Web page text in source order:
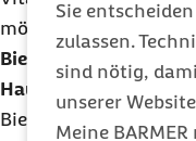
Sie
zulassen.
sind nötig,
unserer
Meine
möglichst
Bienenwachs –
Haut
Bienenwachs wird in